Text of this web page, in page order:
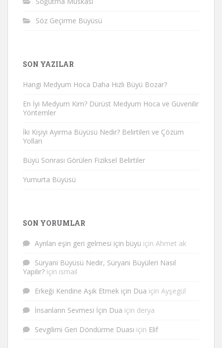
Söz Geçirme Büyüsü
SON YAZILAR
Hangi Medyum Hoca Daha Hızlı Büyü Bozar?
En İyi Medyum Kim? Dürüst Medyum Hoca ve Güvenilir
Yöntemler
İki Kişiyi Ayırma Büyüsü Nedir? Belirtileri ve Çözüm
Yolları
Büyü Sonrası Görülen Fiziksel Belirtiler
Yumurta Büyüsü
SON YORUMLAR
Ayrılan eşin geri gelmesi için büyü için Ahmet ak
Süryani Büyüsü Nedir, Süryani Büyüleri Nasıl
Yapılır? için ismail
Erkeği Kendine Aşık Etmek için Dua için Ayşegül
İnsanların Sevmesi İçin Dua için derya
Sevgilimi Geri Döndürme Duası için Elif